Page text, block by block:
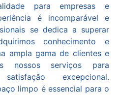
para empresas e
é incomparável e
se dedica a superar
conhecimento e
ampla gama de clientes e
nossos serviços para
excepcional.
limpo é essencial para o